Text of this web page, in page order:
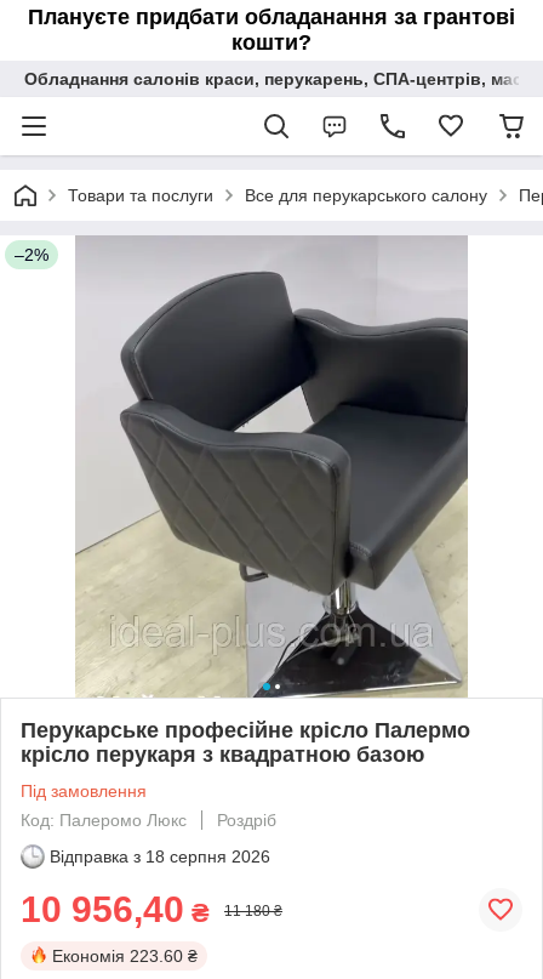
Плануєте придбати обладанання за грантові
кошти?
Обладнання салонів краси, перукарень, СПА-центрів,
Товари та послуги Все для перукарського салону
–2%
Перукарське професійне крісло Палермо
крісло перукаря з квадратною базою
Під замовлення
Код: Палеромо Люкс
Роздріб
Відправка з 18 серпня 2026
10 956,40 ₴ 11 180 ₴
Економія 223.60 ₴